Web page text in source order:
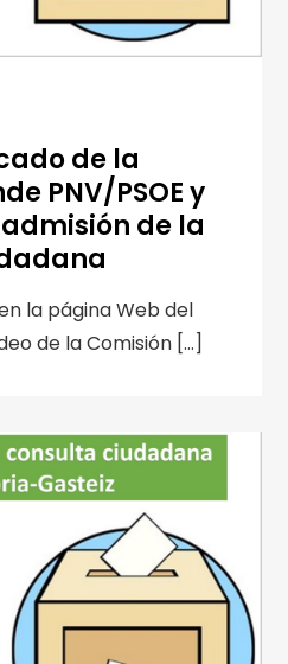
de la
PNV/PSOE y
de la
la página Web del
de la Comisión […]